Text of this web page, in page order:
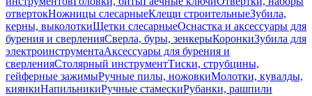
отвертокНожницы слесарныеКлещи строительныеЗубила,
керны, выколоткиЩетки слесарныеОснастка и аксессуары для
бурения и сверленияСверла, буры, зенкерыКоронкиЗубила для
электроинструментаАксессуары для бурения и
сверленияСтолярный инструментТиски, струбцины,
гейферные зажимыРучные пилы, ножовкиМолотки, кувалды,
киянкиНапильникиРучные стамескиРубанки, рашпили